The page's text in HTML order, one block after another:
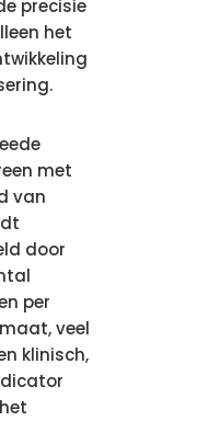
precisie
het
met
van
door
per
veel
klinisch,